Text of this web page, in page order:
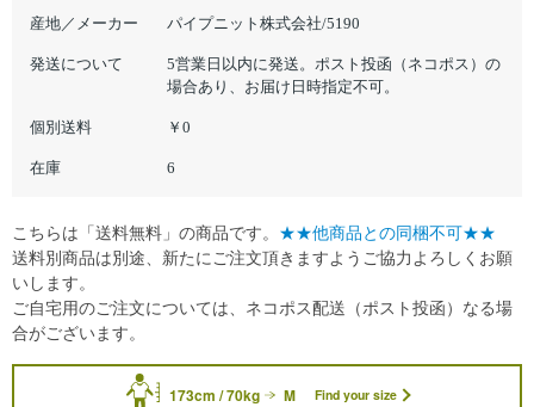
産地／メーカー パイプニット株式会社/5190
発送について
5営業日以内に発送。ポスト投函（ネコポス）の
場合あり、お届け日時指定不可。
個別送料 ￥0
在庫 6
173cm / 70kg M Find your size
こちらは「送料無料」の商品です。 ★★他商品との同梱不可★★
送料別商品は別途、新たにご注文頂きますようご協力よろしくお願
いします。
ご自宅用のご注文については、ネコポス配送（ポスト投函）なる場
合がございます。